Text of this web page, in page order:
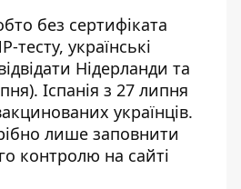
без сертифіката
тесту, українські
Нідерланди та
Іспанія з 27 липня
українців.
лише заповнити
контролю на сайті